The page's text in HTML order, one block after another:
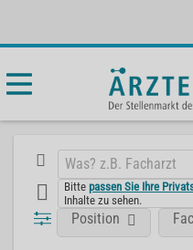
Bittepassen Sie Ihre
Inhalte zu sehen.
Position